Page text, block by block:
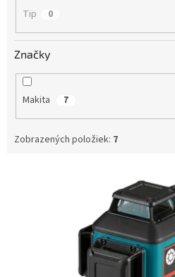
Tip 0
Značky
Makita 7
Zobrazených položiek: 7